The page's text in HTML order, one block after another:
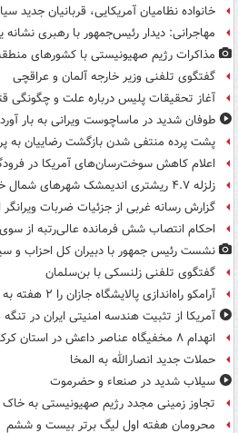
خانواده نظامیان آمریکایی، قربانیان جدید
مهاجرانی: دیدار رئیس‌جمهور با رهبری
مذاکرات رژیم صهیونیستی با کشورهای
گفتگوی تلفنی وزیر خارجه آلمان و عراقچی
آغاز تحقیقات پلیس درباره علت و چگونگی
طوفان شدید در ماساچوست ویرانی به بار آورد
پشت پرده منتفی شدن بازگشت رضاییان به
اعلام کاهش سوخت‌رسان‌های آمریکا در
زلزله ۴.۷ ریشتری اندیمشک شهرهای شمال خوزستان را لرزاند
گزارش رسانه غربی از جزئیات ضربات ویرانگر
احکام انتصاب شش فرمانده عالی‌رتبه از سوی
نشست رئیس جمهور با دبیران کل احزاب و
گفتگوی تلفنی زلنسکی با بن‌سلمان
آرامکو راه‌اندازی پالایشگاه جازان را ۲ هفته به تعویق انداخت
آمریکا از تثبیت هندسه امنیتی ایران در
انهدام ۸ مخفیگاه عناصر داعش در استان کرکوک عراق
حملات جدید انصارالله به المخا
سیلاب شدید در صنعاء و حضرموت
تجاوز زمینی مجدد رژیم صهیونیستی به
محرومان هفته اول لیگ برتر بیست و ششم